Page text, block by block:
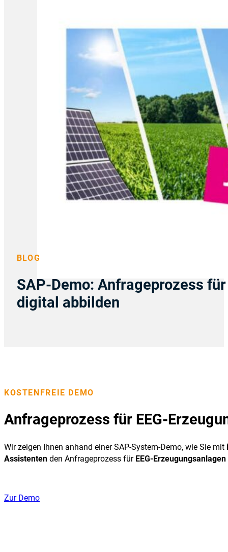
BLOG
SAP-Demo: Anfrageprozess
digital abbilden
KOSTENFREIE DEMO
Anfrageprozess für EEG-
Wir zeigen Ihnen anhand einer SAP-System-Demo, wie Sie mit
Assistenten den Anfrageprozess für EEG-
Zur Demo